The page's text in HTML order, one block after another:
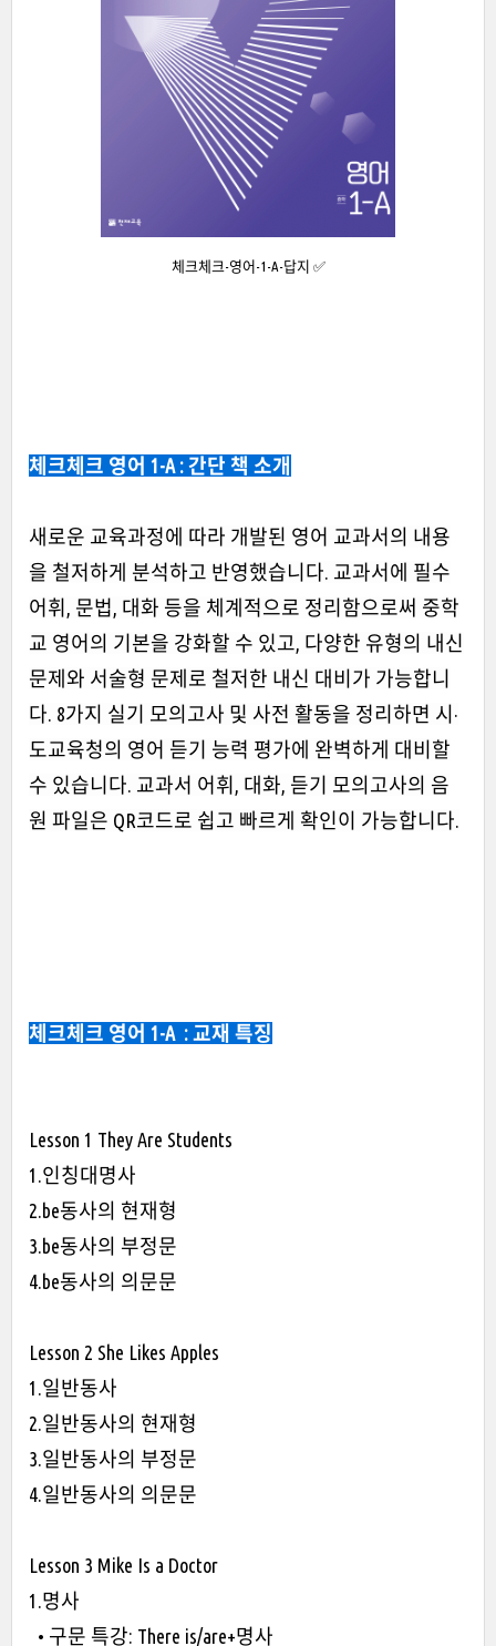
체크체크-영어-1-A-답지 ✅
체크체크 영어 1-A : 간단 책 소개
새로운 교육과정에 따라 개발된 영어 교과서의 내용
을 철저하게 분석하고 반영했습니다. 교과서에 필수
어휘, 문법, 대화 등을 체계적으로 정리함으로써 중학
교 영어의 기본을 강화할 수 있고, 다양한 유형의 내신
문제와 서술형 문제로 철저한 내신 대비가 가능합니
다. 8가지 실기 모의고사 및 사전 활동을 정리하면 시·
도교육청의 영어 듣기 능력 평가에 완벽하게 대비할
수 있습니다. 교과서 어휘, 대화, 듣기 모의고사의 음
원 파일은 QR코드로 쉽고 빠르게 확인이 가능합니다.
체크체크 영어 1-A : 교재 특징
Lesson 1 They Are Students
1.인칭대명사
2.be동사의 현재형
3.be동사의 부정문
4.be동사의 의문문
Lesson 2 She Likes Apples
1.일반동사
2.일반동사의 현재형
3.일반동사의 부정문
4.일반동사의 의문문
Lesson 3 Mike Is a Doctor
1.명사
• 구문 특강: There is/are+명사